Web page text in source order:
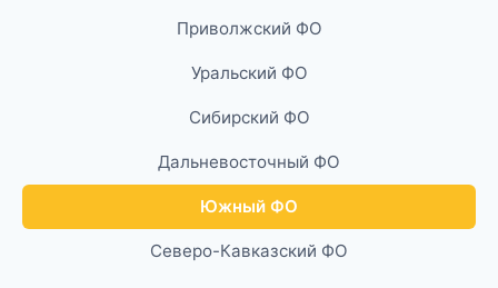
Приволжский ФО
Уральский ФО
Сибирский ФО
Дальневосточный ФО
Южный ФО
Северо-Кавказский ФО